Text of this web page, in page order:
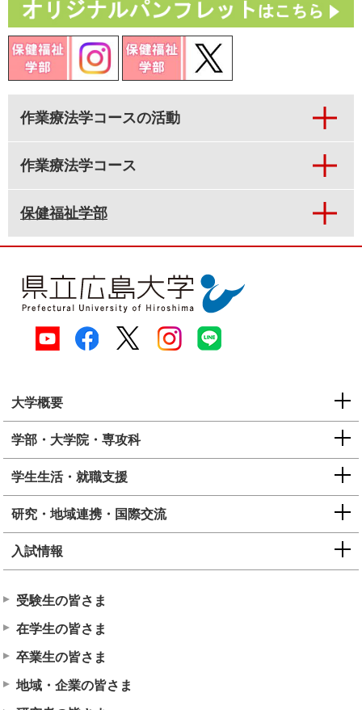
作業療法学コースの活動
作業療法学コース
保健福祉学部
大学概要
学部・大学院・専攻科
学生生活・就職支援
研究・地域連携・国際交流
入試情報
受験生の皆さま
在学生の皆さま
卒業生の皆さま
地域・企業の皆さま